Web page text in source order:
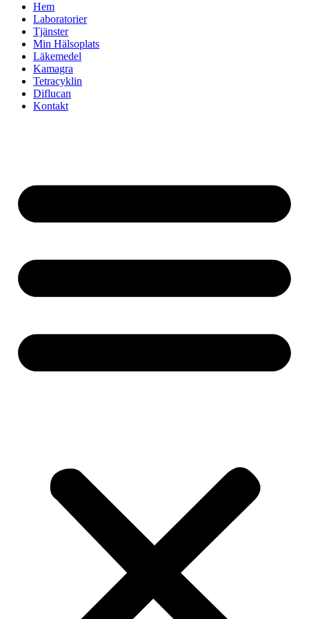
Hem
Laboratorier
Tjänster
Min Hälsoplats
Läkemedel
Kamagra
Tetracyklin
Diflucan
Kontakt